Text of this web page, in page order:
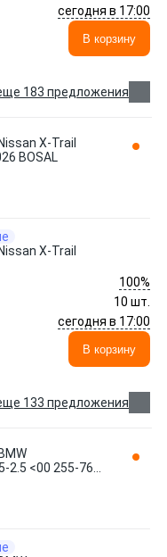
сегодня в 17:00
В корзину
183 предложения
X-Trail
BOSAL
X-Trail
100%
10 шт.
сегодня в 17:00
В корзину
133 предложения
2.5 <00 255-766